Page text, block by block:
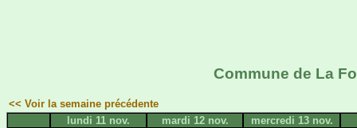
Commune de La
<< Voir la semaine précédente
lundi 11 nov.
mardi 12 nov.
mercredi 13 nov.